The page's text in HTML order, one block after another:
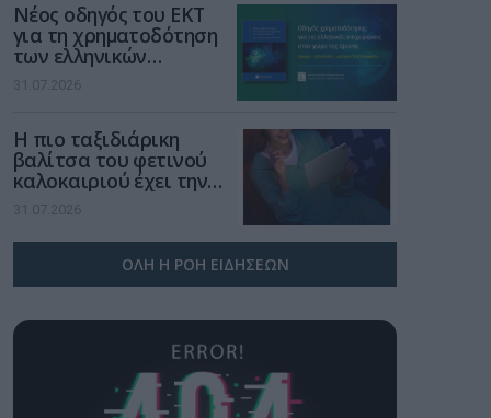
Νέος οδηγός του ΕΚΤ
για τη χρηματοδότηση
των ελληνικών
επιχειρήσεων στον
χώρο της άμυνας
31.07.2026
Η πιο ταξιδιάρικη
βαλίτσα του φετινού
καλοκαιριού έχει την
υπογραφή της Xiaomi
31.07.2026
ΟΛΗ Η ΡΟΗ ΕΙΔΗΣΕΩΝ